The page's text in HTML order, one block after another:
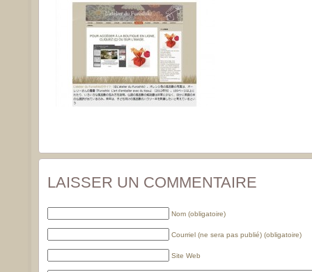
LAISSER UN COMMENTAIRE
Nom (obligatoire)
Courriel (ne sera pas publié) (obligatoire)
Site Web